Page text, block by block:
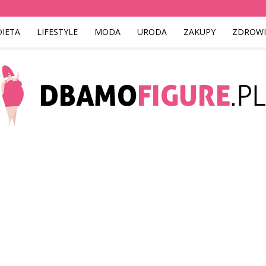
LIFESTYLE MODA URODA ZAKUPY